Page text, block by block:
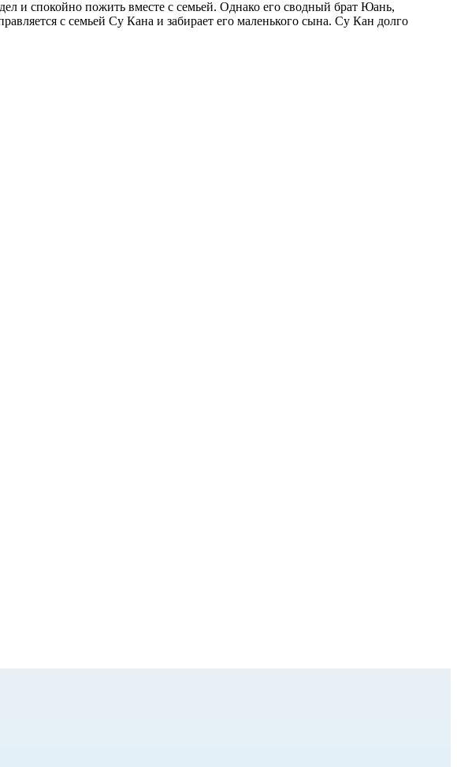
и спокойно пожить вместе с семьей. Однако его сводный брат Юань,
с семьей Су Кана и забирает его маленького сына. Су Кан долго